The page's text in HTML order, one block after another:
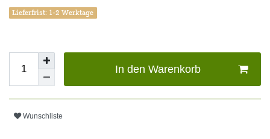
Lieferfrist: 1-2 Werktage
In den Warenkorb
Wunschliste